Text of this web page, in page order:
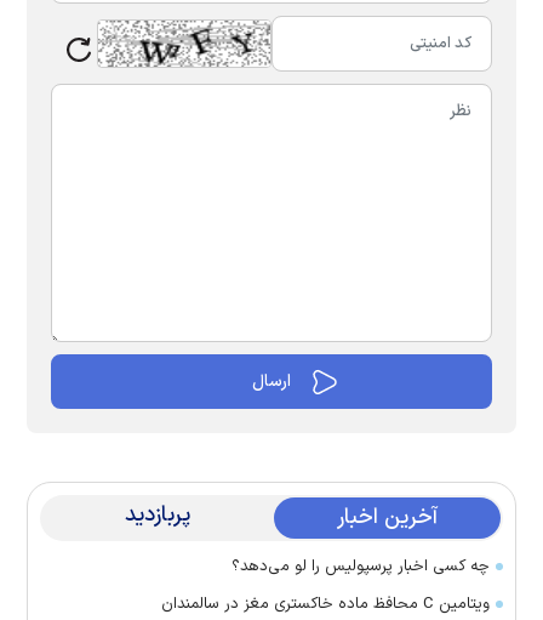
آخرین اخبار پربازدید
چه کسی اخبار پرسپولیس را لو می‌دهد؟
ویتامین C محافظ ماده خاکستری مغز در سالمندان